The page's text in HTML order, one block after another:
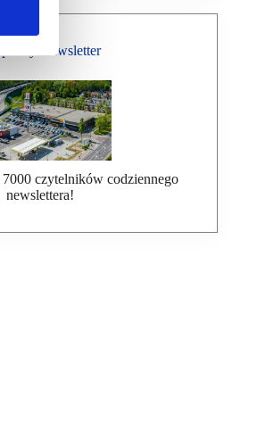
Newsletter
7000 czytelników codziennego
newslettera!